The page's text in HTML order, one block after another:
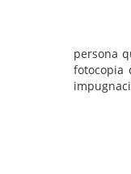
Que, el
persona
Que es